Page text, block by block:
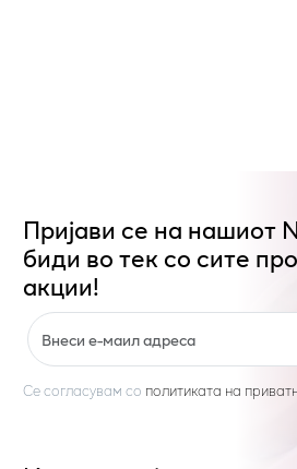
Пријави се на нашиот
биди во тек со сите
акции!
Се согласувам со политиката на